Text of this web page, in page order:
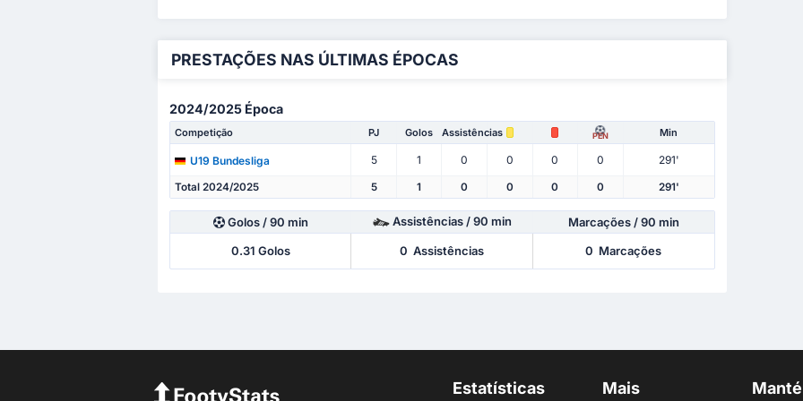
PRESTAÇÕES NAS ÚLTIMAS ÉPOCAS
2024/2025 Época
Competição PJ Golos Assistências PEN Min
U19 Bundesliga 5 1 0 0 0 0 291'
Total 2024/2025 5 1 0 0 0 0 291'
Golos/ 90 min Assistências/ 90 min
Marcações / 90 min
0.31 Golos 0 Assistências 0 Marcações
Estatísticas Mais